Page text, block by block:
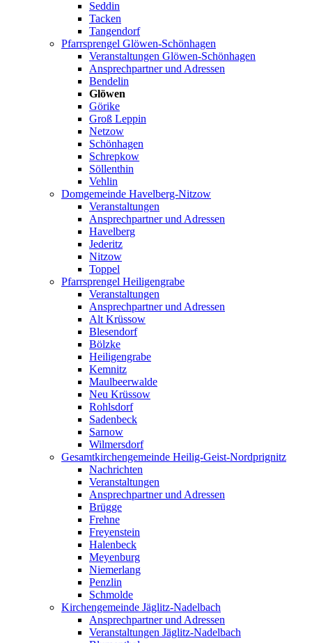
Seddin
Tacken
Tangendorf
Pfarrsprengel Glöwen-Schönhagen
Veranstaltungen Glöwen-Schönhagen
Ansprechpartner und Adressen
Bendelin
Glöwen
Görike
Groß Leppin
Netzow
Schönhagen
Schrepkow
Söllenthin
Vehlin
Domgemeinde Havelberg-Nitzow
Veranstaltungen
Ansprechpartner und Adressen
Havelberg
Jederitz
Nitzow
Toppel
Pfarrsprengel Heiligengrabe
Veranstaltungen
Ansprechpartner und Adressen
Alt Krüssow
Blesendorf
Bölzke
Heiligengrabe
Kemnitz
Maulbeerwalde
Neu Krüssow
Rohlsdorf
Sadenbeck
Sarnow
Wilmersdorf
Gesamtkirchengemeinde Heilig-Geist-Nordprignitz
Nachrichten
Veranstaltungen
Ansprechpartner und Adressen
Brügge
Frehne
Freyenstein
Halenbeck
Meyenburg
Niemerlang
Penzlin
Schmolde
Kirchengemeinde Jäglitz-Nadelbach
Ansprechpartner und Adressen
Veranstaltungen Jäglitz-Nadelbach